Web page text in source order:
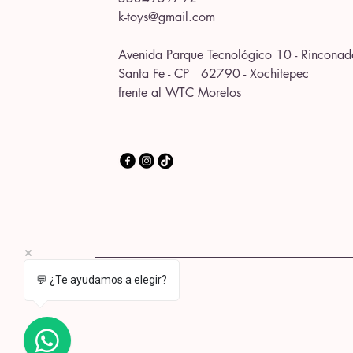
k-toys@gmail.com
Avenida Parque Tecnológico 10 -
Santa Fe - CP 62790 - Xochitepec
frente al WTC Morelos
💬 ¿Te ayudamos a elegir?